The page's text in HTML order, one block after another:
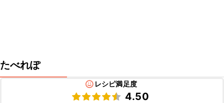
たべれぽ
レシピ満足度
4.50